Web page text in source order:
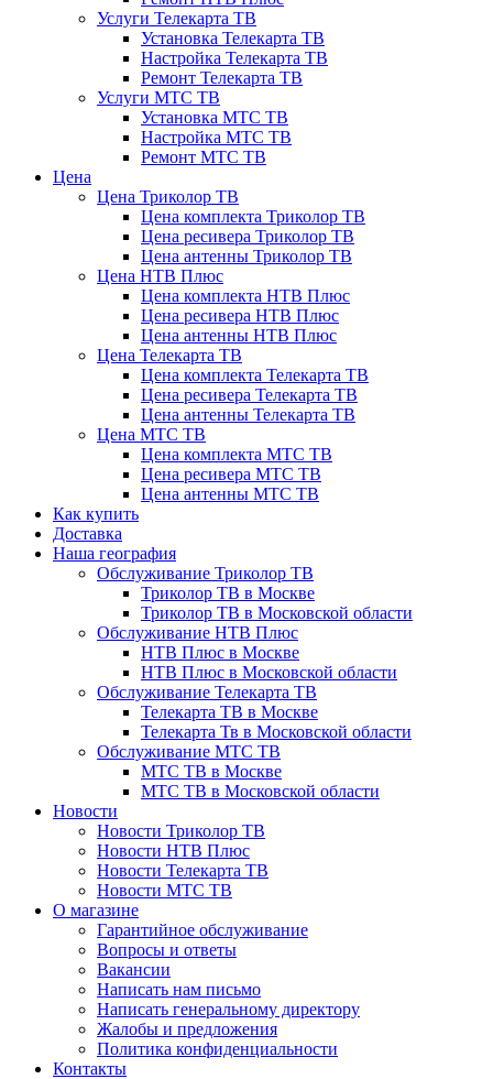
Услуги Телекарта ТВ
Установка Телекарта ТВ
Настройка Телекарта ТВ
Ремонт Телекарта ТВ
Услуги МТС ТВ
Установка МТС ТВ
Настройка МТС ТВ
Ремонт МТС ТВ
Цена
Цена Триколор ТВ
Цена комплекта Триколор ТВ
Цена ресивера Триколор ТВ
Цена антенны Триколор ТВ
Цена НТВ Плюс
Цена комплекта НТВ Плюс
Цена ресивера НТВ Плюс
Цена антенны НТВ Плюс
Цена Телекарта ТВ
Цена комплекта Телекарта ТВ
Цена ресивера Телекарта ТВ
Цена антенны Телекарта ТВ
Цена МТС ТВ
Цена комплекта МТС ТВ
Цена ресивера МТС ТВ
Цена антенны МТС ТВ
Как купить
Доставка
Наша география
Обслуживание Триколор ТВ
Триколор ТВ в Москве
Триколор ТВ в Московской области
Обслуживание НТВ Плюс
НТВ Плюс в Москве
НТВ Плюс в Московской области
Обслуживание Телекарта ТВ
Телекарта ТВ в Москве
Телекарта Тв в Московской области
Обслуживание МТС ТВ
МТС ТВ в Москве
МТС ТВ в Московской области
Новости
Новости Триколор ТВ
Новости НТВ Плюс
Новости Телекарта ТВ
Новости МТС ТВ
О магазине
Гарантийное обслуживание
Вопросы и ответы
Вакансии
Написать нам письмо
Написать генеральному директору
Жалобы и предложения
Политика конфиденциальности
Контакты